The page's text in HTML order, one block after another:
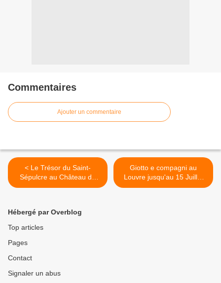
Commentaires
Ajouter un commentaire
< Le Trésor du Saint-
Sépulcre au Château de
Versailles, Salles des
16 avril au 14 juillet 2013
Giotto e compagni au
Louvre jusqu'au 15 Juillet
2013 >
Hébergé par Overblog
Top articles
Pages
Contact
Signaler un abus